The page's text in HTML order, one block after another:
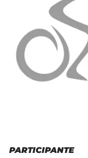
PARTICIPANTE